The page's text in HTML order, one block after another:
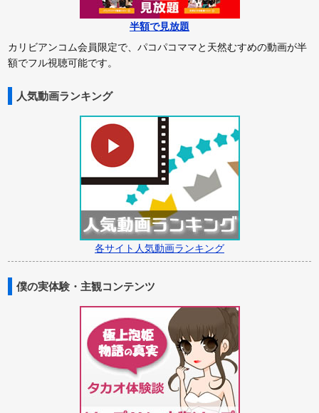
半額で見放題
カリビアンコム会員限定で、パコパコママと天然むすめの動画が半
額でフル視聴可能です。
人気動画ランキング
各サイト人気動画ランキング
僕の実体験・主観コンテンツ